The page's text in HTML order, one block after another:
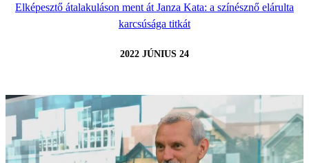
Elképesztő átalakuláson ment át Janza Kata: a színésznő elárulta
karcsúsága titkát
2022 JÚNIUS 24